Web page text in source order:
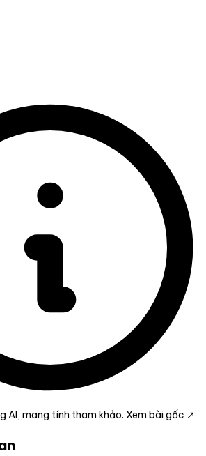
AI, mang tính tham khảo. Xem bài gốc ↗